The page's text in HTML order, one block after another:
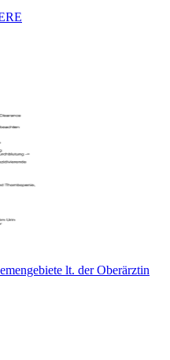
lt. der Oberärztin